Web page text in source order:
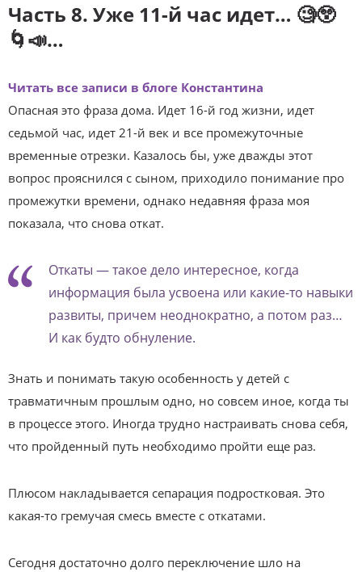
Часть 8. Уже 11-й час идет… 🧐😲
🌀📣…
Читать все записи в блоге Константина
Опасная это фраза дома. Идет 16-й год жизни, идет
седьмой час, идет 21-й век и все промежуточные
временные отрезки. Казалось бы, уже дважды этот
вопрос прояснился с сыном, приходило понимание про
промежутки времени, однако недавняя фраза моя
показала, что снова откат.
Откаты — такое дело интересное, когда
информация была усвоена или какие-то навыки
развиты, причем неоднократно, а потом раз…
И как будто обнуление.
Знать и понимать такую особенность у детей с
травматичным прошлым одно, но совсем иное, когда ты
в процессе этого. Иногда трудно настраивать снова себя,
что пройденный путь необходимо пройти еще раз.
Плюсом накладывается сепарация подростковая. Это
какая-то гремучая смесь вместе с откатами.
Сегодня достаточно долго переключение шло на